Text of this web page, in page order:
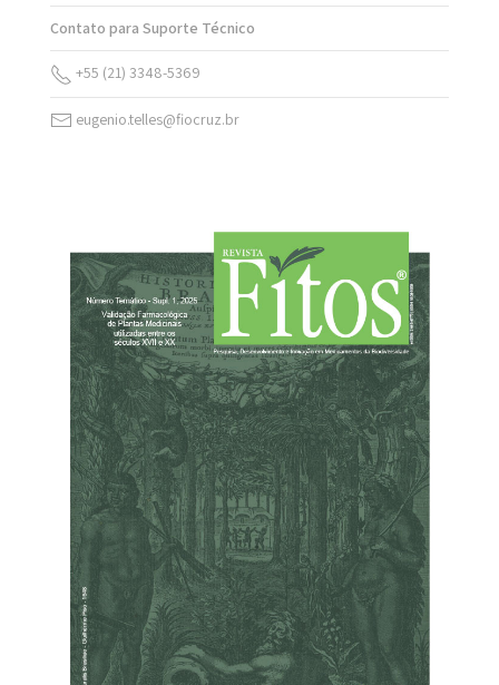
Contato para Suporte Técnico
+55 (21) 3348-5369
eugenio.telles@fiocruz.br